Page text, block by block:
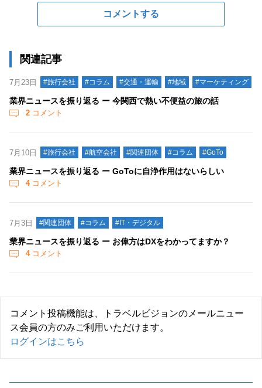
コメントする
関連記事
7月23日 #旅行会社 #コラム #交通・運輸 #地域 #マーケティング
業界ニュースを振り返る ー 今関西で熱い不便益の旅の話
2 コメント
7月10日 #旅行会社 #航空会社 #関連団体 #コラム #GoTo
業界ニュースを振り返る ー GoToに自浄作用はないらしい
4コメント
7月3日 #関連団体 #コラム #IT・デジタル
業界ニュースを振り返る ー お偉方はDXをわかってますか？
4コメント
コメント投稿機能は、トラベルビジョンのメールニュー
ス会員の方のみご利用いただけます。
ログインはこちら